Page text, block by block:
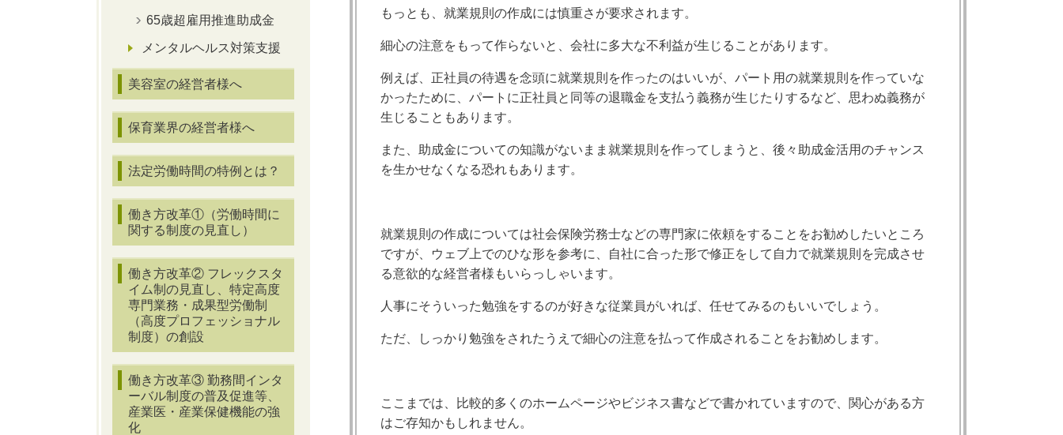
もっとも、就業規則の作成には慎重さが要求されます。
細心の注意をもって作らないと、会社に多大な不利益が生じることがあります。
例えば、正社員の待遇を念頭に就業規則を作ったのはいいが、パート用の就業規則を作っていな
かったために、パートに正社員と同等の退職金を支払う義務が生じたりするなど、思わぬ義務が
生じることもあります。
また、助成金についての知識がないまま就業規則を作ってしまうと、後々助成金活用のチャンス
を生かせなくなる恐れもあります。
就業規則の作成については社会保険労務士などの専門家に依頼をすることをお勧めしたいところ
ですが、ウェブ上でのひな形を参考に、自社に合った形で修正をして自力で就業規則を完成させ
る意欲的な経営者様もいらっしゃいます。
人事にそういった勉強をするのが好きな従業員がいれば、任せてみるのもいいでしょう。
ただ、しっかり勉強をされたうえで細心の注意を払って作成されることをお勧めします。
ここまでは、比較的多くのホームページやビジネス書などで書かれていますので、関心がある方
はご存知かもしれません。
65歳超雇用推進助成金
メンタルヘルス対策支援
美容室の経営者様へ
保育業界の経営者様へ
法定労働時間の特例とは？
働き方改革①（労働時間に
関する制度の見直し）
働き方改革② フレックスタ
イム制の見直し、特定高度
専門業務・成果型労働制
（高度プロフェッショナル
制度）の創設
働き方改革③ 勤務間インタ
ーバル制度の普及促進等、
産業医・産業保健機能の強
化